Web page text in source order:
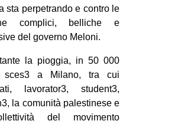
SPORT POPOLARE
MOVIMENTI
ANTIFASCISMO
DIRITTO ALL’ABITARE
sta perpetrando e contro le
complici, belliche e
del governo Meloni.
la pioggia, in 50 000
sces3 a Milano, tra cui
lavorator3, student3,
la comunità palestinese e
del movimento